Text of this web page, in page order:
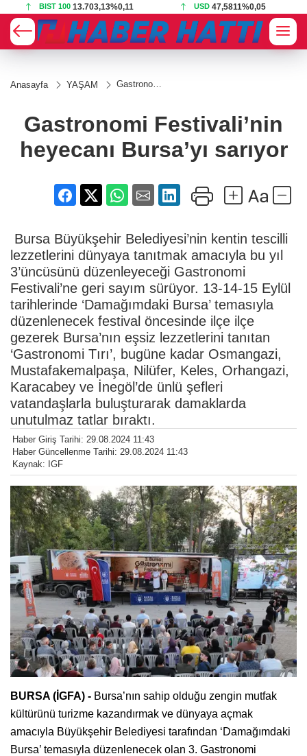
BIST 100 13.703,13%0,11 USD 47,5811%0,05
Anasayfa YAŞAM
Gastronomi
Bursa’yı
sarıyor
Gastronomi Festivali’nin
heyecanı Bursa’yı sarıyor
Bursa Büyükşehir Belediyesi’nin kentin tescilli
lezzetlerini dünyaya tanıtmak amacıyla bu yıl
3’üncüsünü düzenleyeceği Gastronomi
Festivali’ne geri sayım sürüyor. 13-14-15 Eylül
tarihlerinde ‘Damağımdaki Bursa’ temasıyla
düzenlenecek festival öncesinde ilçe ilçe
gezerek Bursa’nın eşsiz lezzetlerini tanıtan
‘Gastronomi Tırı’, bugüne kadar Osmangazi,
Mustafakemalpaşa, Nilüfer, Keles, Orhangazi,
Karacabey ve İnegöl’de ünlü şefleri
vatandaşlarla buluşturarak damaklarda
unutulmaz tatlar bıraktı.
Haber Giriş Tarihi: 29.08.2024 11:43
Haber Güncellenme Tarihi: 29.08.2024 11:43
Kaynak: IGF
BURSA (İGFA) - Bursa’nın sahip olduğu zengin mutfak
kültürünü turizme kazandırmak ve dünyaya açmak
amacıyla Büyükşehir Belediyesi tarafından ‘Damağımdaki
Bursa’ temasıyla düzenlenecek olan 3. Gastronomi